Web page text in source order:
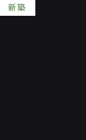
新築